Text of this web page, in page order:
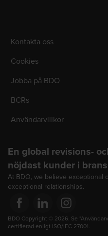
Kontakta oss
Cookies
Jobba på BDO
BCRs
Användarvillkor
En global revisions-
nöjdast kunder i
At BDO, we believe exceptional
exceptional relationships.
Opens in a new window/tab
Opens in a new window/
Opens in a new
BDO Copyright © 2026. Se
certifierad enligt ISO/IEC 27001.